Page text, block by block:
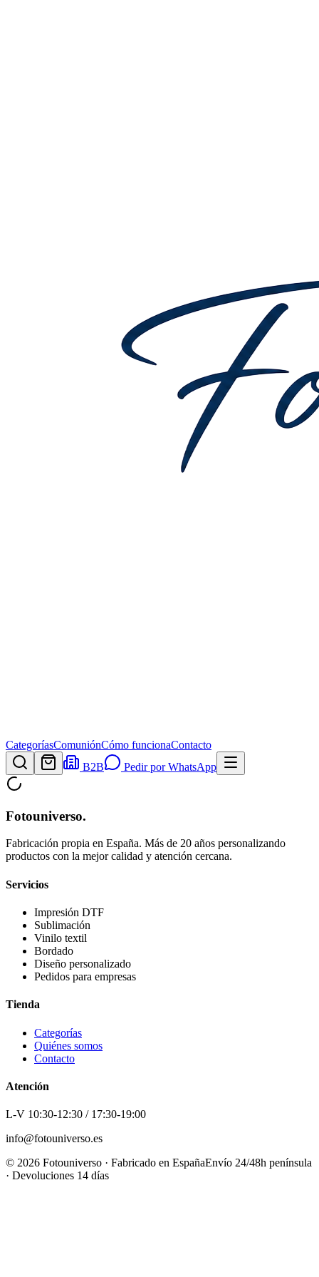
CategoríasComuniónCómo funcionaContacto
B2B
Pedir por WhatsApp
Fotouniverso.
Fabricación propia en España. Más de 20 años personalizando
productos con la mejor calidad y atención cercana.
Servicios
Impresión DTF
Sublimación
Vinilo textil
Bordado
Diseño personalizado
Pedidos para empresas
Tienda
Categorías
Quiénes somos
Contacto
Atención
L-V 10:30-12:30 / 17:30-19:00
info@fotouniverso.es
© 2026 Fotouniverso · Fabricado en EspañaEnvío 24/48h península
· Devoluciones 14 días